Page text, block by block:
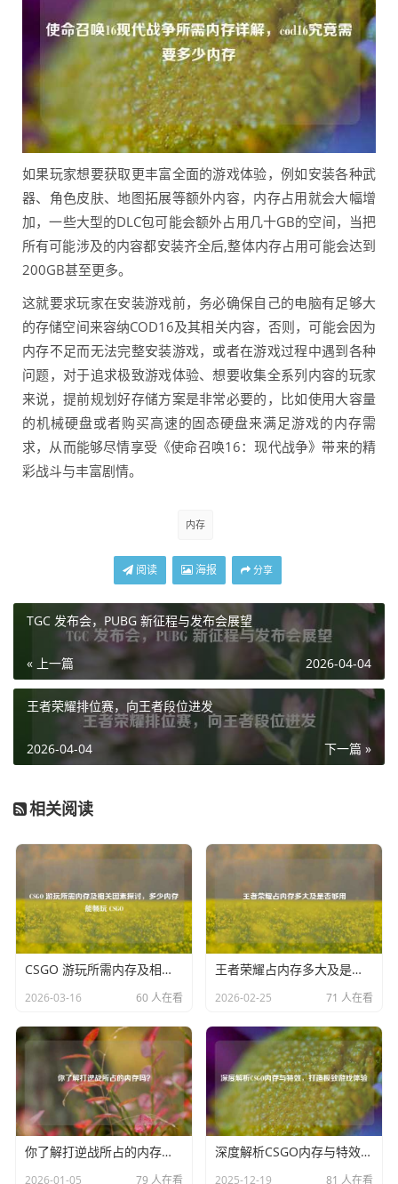
如果玩家想要获取更丰富全面的游戏体验，例如安装各种武
器、角色皮肤、地图拓展等额外内容，内存占用就会大幅增
加，一些大型的DLC包可能会额外占用几十GB的空间，当把
所有可能涉及的内容都安装齐全后,整体内存占用可能会达到
200GB甚至更多。
这就要求玩家在安装游戏前，务必确保自己的电脑有足够大
的存储空间来容纳COD16及其相关内容，否则，可能会因为
内存不足而无法完整安装游戏，或者在游戏过程中遇到各种
问题，对于追求极致游戏体验、想要收集全系列内容的玩家
来说，提前规划好存储方案是非常必要的，比如使用大容量
的机械硬盘或者购买高速的固态硬盘来满足游戏的内存需
求，从而能够尽情享受《使命召唤16：现代战争》带来的精
彩战斗与丰富剧情。
内存
阅读 海报 分享
TGC 发布会，PUBG 新征程与发布会展望
« 上一篇 2026-04-04
王者荣耀排位赛，向王者段位进发
下一篇 »
2026-04-04
相关阅读
CSGO 游玩所需内存及相关因素探讨，多少内存能畅玩 CSGO
2026-03-16 60 人在看
王者荣耀占内存多大及是否够用
2026-02-25 71 人在看
你了解打逆战所占的内存吗？
2026-01-05 79 人在看
深度解析CSGO内存与特效，打造极致游戏体验
2025-12-19 81 人在看